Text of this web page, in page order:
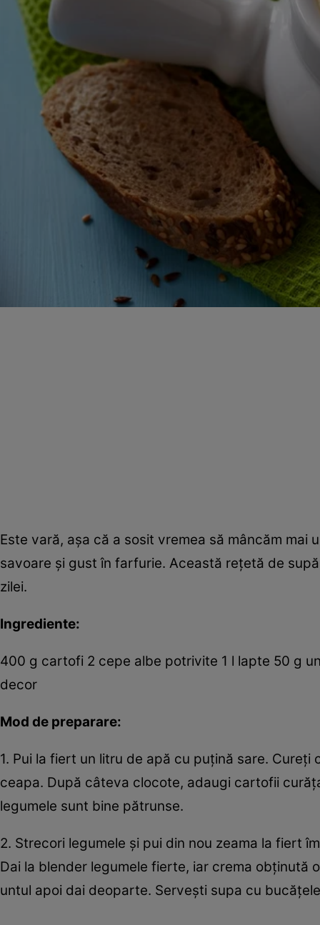
Este vară, aşa că a sosit vremea să mâncăm mai
savoare şi gust în farfurie. Această reţetă de
zilei.
Ingrediente:
400 g cartofi 2 cepe albe potrivite 1 l lapte 50 g
decor
Mod de preparare:
1. Pui la fiert un litru de apă cu puţină sare.
ceapa. După câteva clocote, adaugi cartofii
legumele sunt bine pătrunse.
2. Strecori legumele şi pui din nou zeama la fiert
Dai la blender legumele fierte, iar crema
untul apoi dai deoparte. Serveşti supa cu